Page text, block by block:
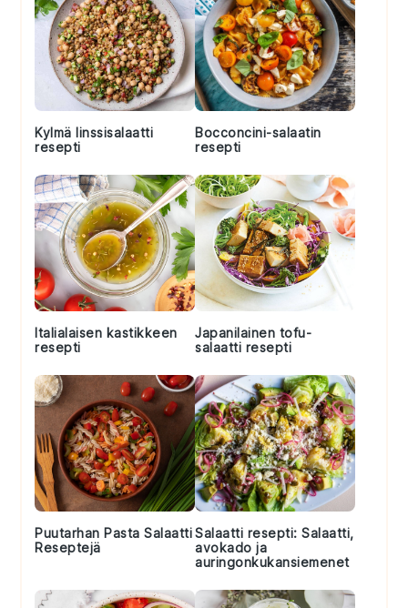
Kylmä linssisalaatti
resepti
Bocconcini-salaatin
resepti
Italialaisen kastikkeen
resepti
Japanilainen tofu-
salaatti resepti
Puutarhan Pasta Salaatti
Reseptejä
Salaatti resepti: Salaatti,
avokado ja
auringonkukansiemenet